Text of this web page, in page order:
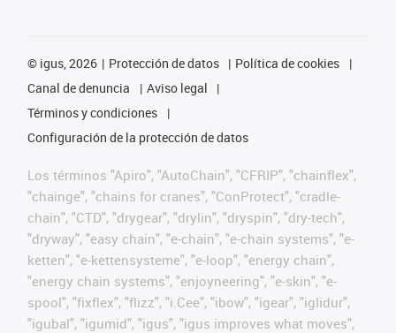
© igus, 2026 Protección de datos
Política de cookies
Canal de denuncia
Aviso legal
Términos y condiciones
Configuración de la protección de datos
Los términos "Apiro", "AutoChain", "CFRIP", "chainflex",
"chainge", "chains for cranes", "ConProtect", "cradle-
chain", "CTD", "drygear", "drylin", "dryspin", "dry-tech",
"dryway", "easy chain", "e-chain", "e-chain systems", "e-
ketten", "e-kettensysteme", "e-loop", "energy chain",
"energy chain systems", "enjoyneering", "e-skin", "e-
spool", "fixflex", "flizz", "i.Cee", "ibow", "igear", "iglidur",
"igubal", "igumid", "igus", "igus improves what moves",